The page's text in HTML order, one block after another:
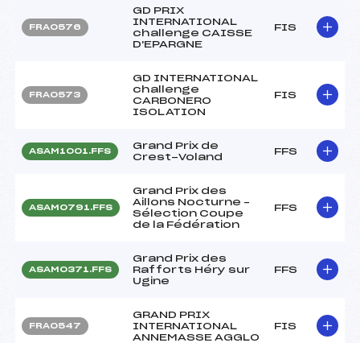
FRA0576
GD PRIX
INTERNATIONAL
challenge CAISSE
D'EPARGNE
FIS
FRA0573
GD INTERNATIONAL
challenge
CARBONERO
ISOLATION
FIS
ASAM1001.FFS
Grand Prix de
Crest-Voland
FFS
ASAM0791.FFS
Grand Prix des
Aillons Nocturne –
Sélection Coupe
de la Fédération
FFS
ASAM0371.FFS
Grand Prix des
Rafforts Héry sur
Ugine
FFS
FRA0547
GRAND PRIX
INTERNATIONAL
ANNEMASSE AGGLO
FIS